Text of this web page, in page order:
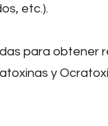
etc.).
para obtener
y